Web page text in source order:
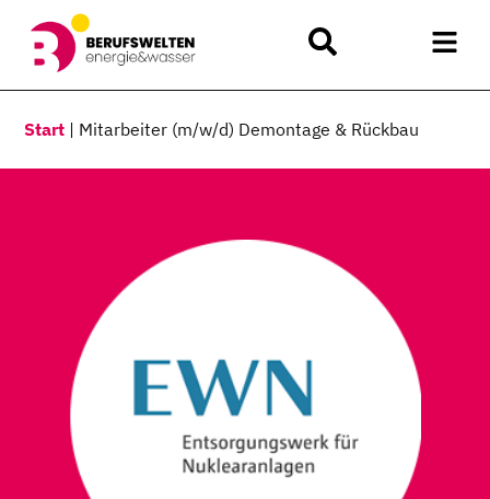
Start | Mitarbeiter (m/w/d) Demontage & Rückbau